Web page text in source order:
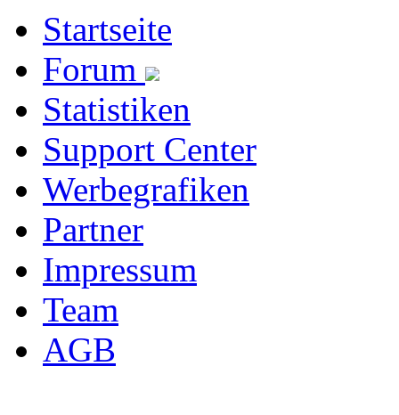
Startseite
Forum
Statistiken
Support Center
Werbegrafiken
Partner
Impressum
Team
AGB